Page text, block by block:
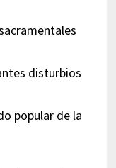
disturbios
popular de la